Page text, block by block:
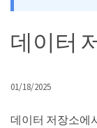
데이터
01/18/2025
데이터 저장소에